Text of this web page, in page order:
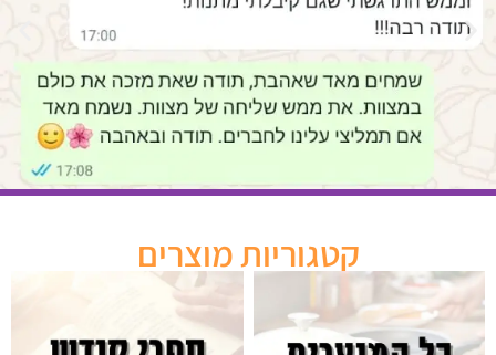
קטגוריות מוצרים